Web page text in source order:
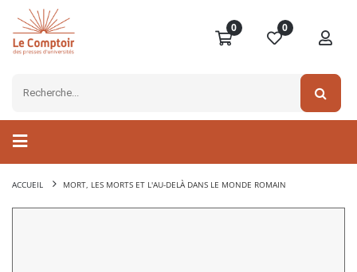
0 0
ACCUEIL MORT, LES MORTS ET L'AU-DELÀ DANS LE MONDE ROMAIN